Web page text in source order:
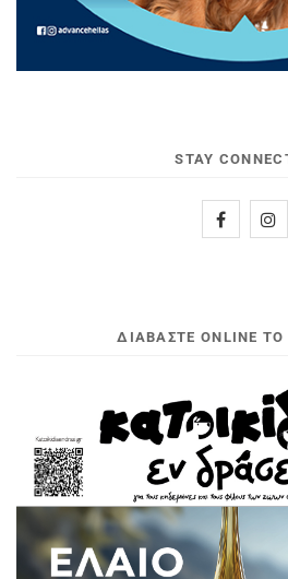
STAY
ΔΙΑΒΆΣΤΕ ONLINE ΤΟ